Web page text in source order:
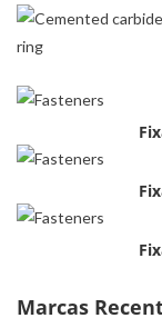
Marcas